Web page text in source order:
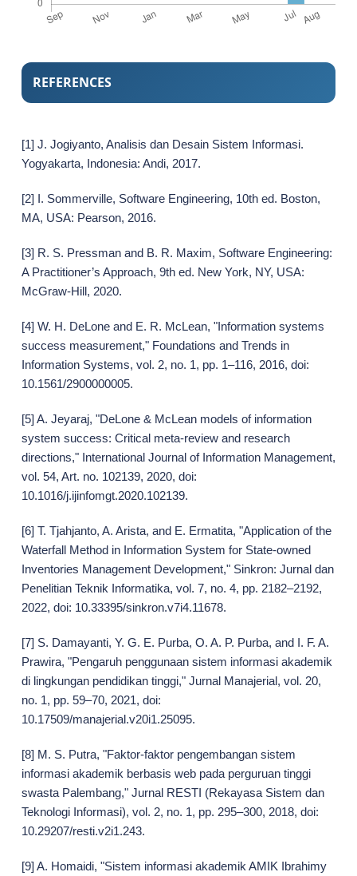
REFERENCES
[1] J. Jogiyanto, Analisis dan Desain Sistem Informasi.
Yogyakarta, Indonesia: Andi, 2017.
[2] I. Sommerville, Software Engineering, 10th ed. Boston,
MA, USA: Pearson, 2016.
[3] R. S. Pressman and B. R. Maxim, Software Engineering:
A Practitioner’s Approach, 9th ed. New York, NY, USA:
McGraw-Hill, 2020.
[4] W. H. DeLone and E. R. McLean, "Information systems
success measurement," Foundations and Trends in
Information Systems, vol. 2, no. 1, pp. 1–116, 2016, doi:
10.1561/2900000005.
[5] A. Jeyaraj, "DeLone & McLean models of information
system success: Critical meta-review and research
directions," International Journal of Information Management,
vol. 54, Art. no. 102139, 2020, doi:
10.1016/j.ijinfomgt.2020.102139.
[6] T. Tjahjanto, A. Arista, and E. Ermatita, "Application of the
Waterfall Method in Information System for State-owned
Inventories Management Development," Sinkron: Jurnal dan
Penelitian Teknik Informatika, vol. 7, no. 4, pp. 2182–2192,
2022, doi: 10.33395/sinkron.v7i4.11678.
[7] S. Damayanti, Y. G. E. Purba, O. A. P. Purba, and I. F. A.
Prawira, "Pengaruh penggunaan sistem informasi akademik
di lingkungan pendidikan tinggi," Jurnal Manajerial, vol. 20,
no. 1, pp. 59–70, 2021, doi:
10.17509/manajerial.v20i1.25095.
[8] M. S. Putra, "Faktor-faktor pengembangan sistem
informasi akademik berbasis web pada perguruan tinggi
swasta Palembang," Jurnal RESTI (Rekayasa Sistem dan
Teknologi Informasi), vol. 2, no. 1, pp. 295–300, 2018, doi:
10.29207/resti.v2i1.243.
[9] A. Homaidi, "Sistem informasi akademik AMIK Ibrahimy